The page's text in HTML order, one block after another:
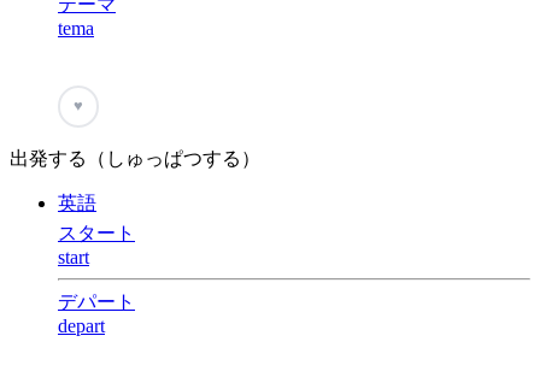
テーマ
tema
♥
出発する（しゅっぱつする）
英語
スタート
start
デパート
depart